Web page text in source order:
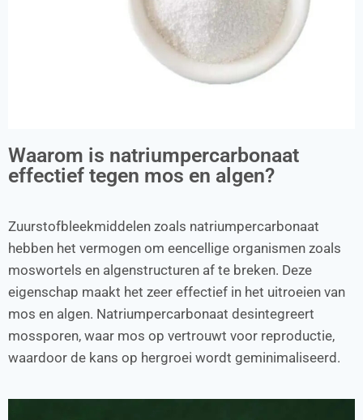
Waarom is natriumpercarbonaat
effectief tegen mos en algen?
Zuurstofbleekmiddelen zoals natriumpercarbonaat
hebben het vermogen om eencellige organismen zoals
moswortels en algenstructuren af te breken. Deze
eigenschap maakt het zeer effectief in het uitroeien van
mos en algen. Natriumpercarbonaat desintegreert
mossporen, waar mos op vertrouwt voor reproductie,
waardoor de kans op hergroei wordt geminimaliseerd.